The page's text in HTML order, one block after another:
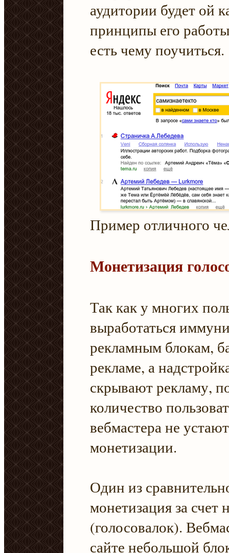
аудитории будет ой
принципы его
есть чему поучиться.
Пример отличного
Монетизация
Так как у многих
выработаться
рекламным блокам,
рекламе, а
скрывают рекламу,
количество
вебмастера не
монетизации.
Один из
монетизация за
(голосовалок).
сайте небольшой